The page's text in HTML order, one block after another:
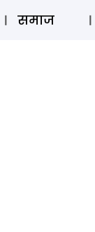
लॉग इन
समाज